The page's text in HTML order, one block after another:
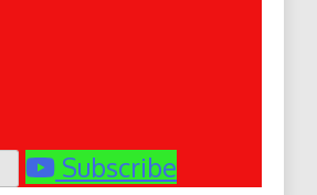
Subscribe